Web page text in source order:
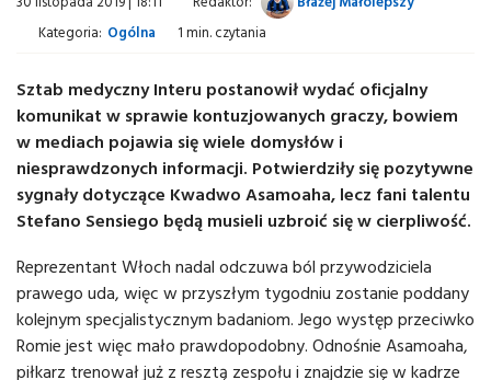
Kategoria: Ogólna 1 min. czytania
Sztab medyczny Interu postanowił wydać oficjalny
komunikat w sprawie kontuzjowanych graczy, bowiem
w mediach pojawia się wiele domysłów i
niesprawdzonych informacji. Potwierdziły się pozytywne
sygnały dotyczące Kwadwo Asamoaha, lecz fani talentu
Stefano Sensiego będą musieli uzbroić się w cierpliwość.
Reprezentant Włoch nadal odczuwa ból przywodziciela
prawego uda, więc w przyszłym tygodniu zostanie poddany
kolejnym specjalistycznym badaniom. Jego występ przeciwko
Romie jest więc mało prawdopodobny. Odnośnie Asamoaha,
piłkarz trenował już z resztą zespołu i znajdzie się w kadrze